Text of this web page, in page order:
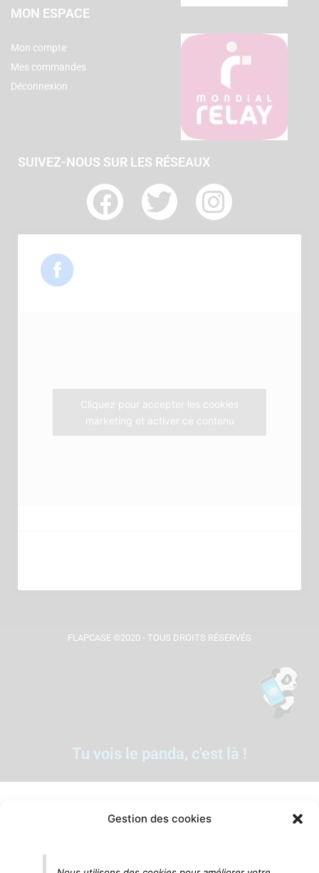
Gestion des cookies
MON ESPACE
Mon compte
Mes commandes
Déconnexion
SUIVEZ-NOUS SUR LES RÉSEAUX
F
a
T
w
I
n
m
Cliquez pour accepter les cookies
marketing et activer ce contenu
FLAPCASE ©2020 - TOUS DROITS RÉSERVÉS
Tu vois le panda, c'est là !